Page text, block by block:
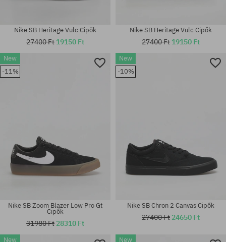
Elérhető méretek:
37.5; 38; 38.5; 39; 40; 40.5; 41;
Elérhető méretek:
36.5; 37.5; 38; 38.5; 39; 40;
Nike SB Heritage Vulc Cipők
27400 Ft 19150 Ft
Nike SB Heritage Vulc Cipők
27400 Ft 19150 Ft
New
-11%
Nike SB Zoom Blazer Low Pro Gt
Cipők
31980 Ft 28310 Ft
New
-10%
Nike SB Chron 2 Canvas Cipők
27400 Ft 24650 Ft
New New